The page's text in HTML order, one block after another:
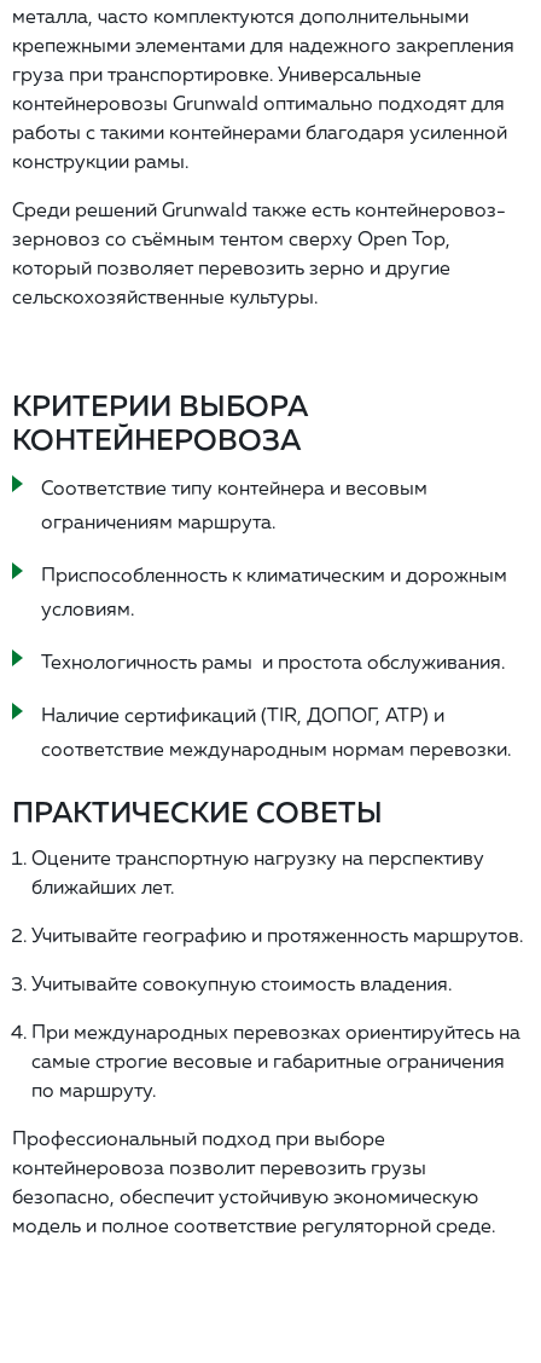
металла, часто комплектуются дополнительными
крепежными элементами для надежного закрепления
груза при транспортировке. Универсальные
контейнеровозы Grunwald оптимально подходят для
работы с такими контейнерами благодаря усиленной
конструкции рамы.
Среди решений Grunwald также есть контейнеровоз-
зерновоз со съёмным тентом сверху Open Top,
который позволяет перевозить зерно и другие
сельскохозяйственные культуры.
КРИТЕРИИ ВЫБОРА
КОНТЕЙНЕРОВОЗА
Соответствие типу контейнера и весовым
ограничениям маршрута.
Приспособленность к климатическим и дорожным
условиям.
Технологичность рамы и простота обслуживания.
Наличие сертификаций (TIR, ДОПОГ, ATP) и
соответствие международным нормам перевозки.
ПРАКТИЧЕСКИЕ СОВЕТЫ
Оцените транспортную нагрузку на перспективу
ближайших лет.
Учитывайте географию и протяженность маршрутов.
Учитывайте совокупную стоимость владения.
При международных перевозках ориентируйтесь на
самые строгие весовые и габаритные ограничения
по маршруту.
Профессиональный подход при выборе
контейнеровоза позволит перевозить грузы
безопасно, обеспечит устойчивую экономическую
модель и полное соответствие регуляторной среде.